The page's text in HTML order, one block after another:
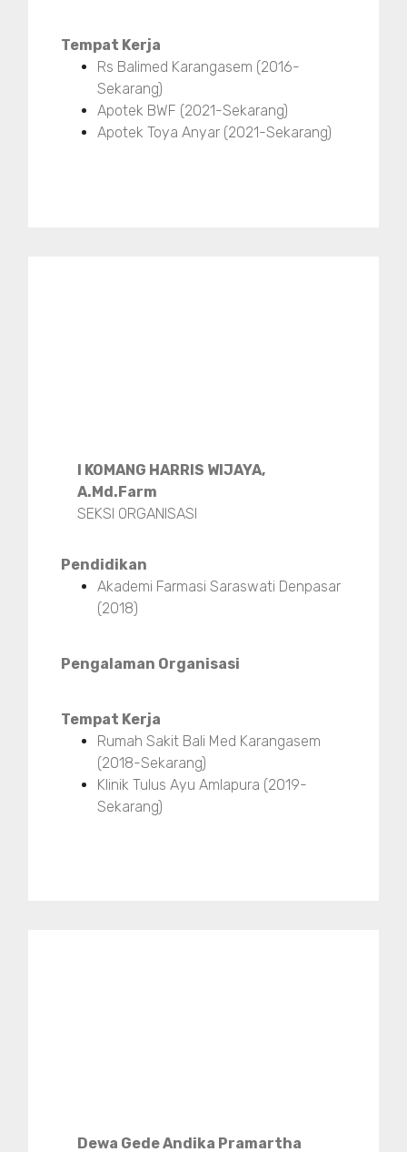
Tempat Kerja
Rs Balimed Karangasem (2016-
Sekarang)
Apotek BWF (2021-Sekarang)
Apotek Toya Anyar (2021-Sekarang)
I KOMANG HARRIS WIJAYA,
A.Md.Farm
SEKSI ORGANISASI
Pendidikan
Akademi Farmasi Saraswati Denpasar
(2018)
Pengalaman Organisasi
Tempat Kerja
Rumah Sakit Bali Med Karangasem
(2018-Sekarang)
Klinik Tulus Ayu Amlapura (2019-
Sekarang)
Dewa Gede Andika Pramartha